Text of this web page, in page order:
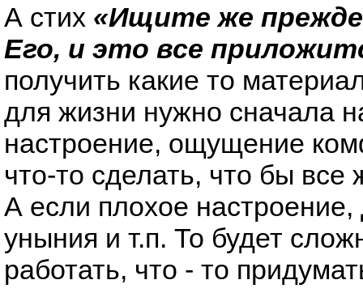
А стих «Ищите же
Его, и это все
получить какие то
для жизни нужно сначала
настроение, ощущение
что-то сделать, что бы
А если плохое настроение,
уныния и т.п. То будет
работать, что - то